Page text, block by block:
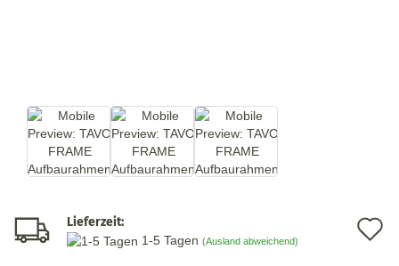
Lieferzeit:
1-5 Tagen (Ausland abweichend)